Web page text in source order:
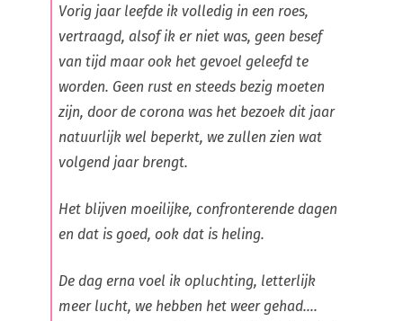
Vorig jaar leefde ik volledig in een roes,
vertraagd, alsof ik er niet was, geen besef
van tijd maar ook het gevoel geleefd te
worden. Geen rust en steeds bezig moeten
zijn, door de corona was het bezoek dit jaar
natuurlijk wel beperkt, we zullen zien wat
volgend jaar brengt.
Het blijven moeilijke, confronterende dagen
en dat is goed, ook dat is heling.
De dag erna voel ik opluchting, letterlijk
meer lucht, we hebben het weer gehad….